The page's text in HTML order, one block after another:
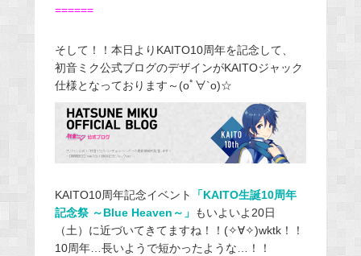
======
そして！！本日よりKAITO10周年を記念して、
初音ミク公式ブログのデザインがKAITOジャック
仕様となっております～(oﾟ∀`o)☆
KAITO10周年記念イベント
「KAITO生誕10周年
記念祭 ～Blue Heaven～」 もいよいよ20日
（土）に近づいてきてますね！！(✧∀✧)wktk！！
10周年…長いようで短かったような…！！